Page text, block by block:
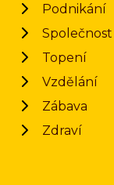
Podnikání
Společnost
Topení
Vzdělání
Zábava
Zdraví